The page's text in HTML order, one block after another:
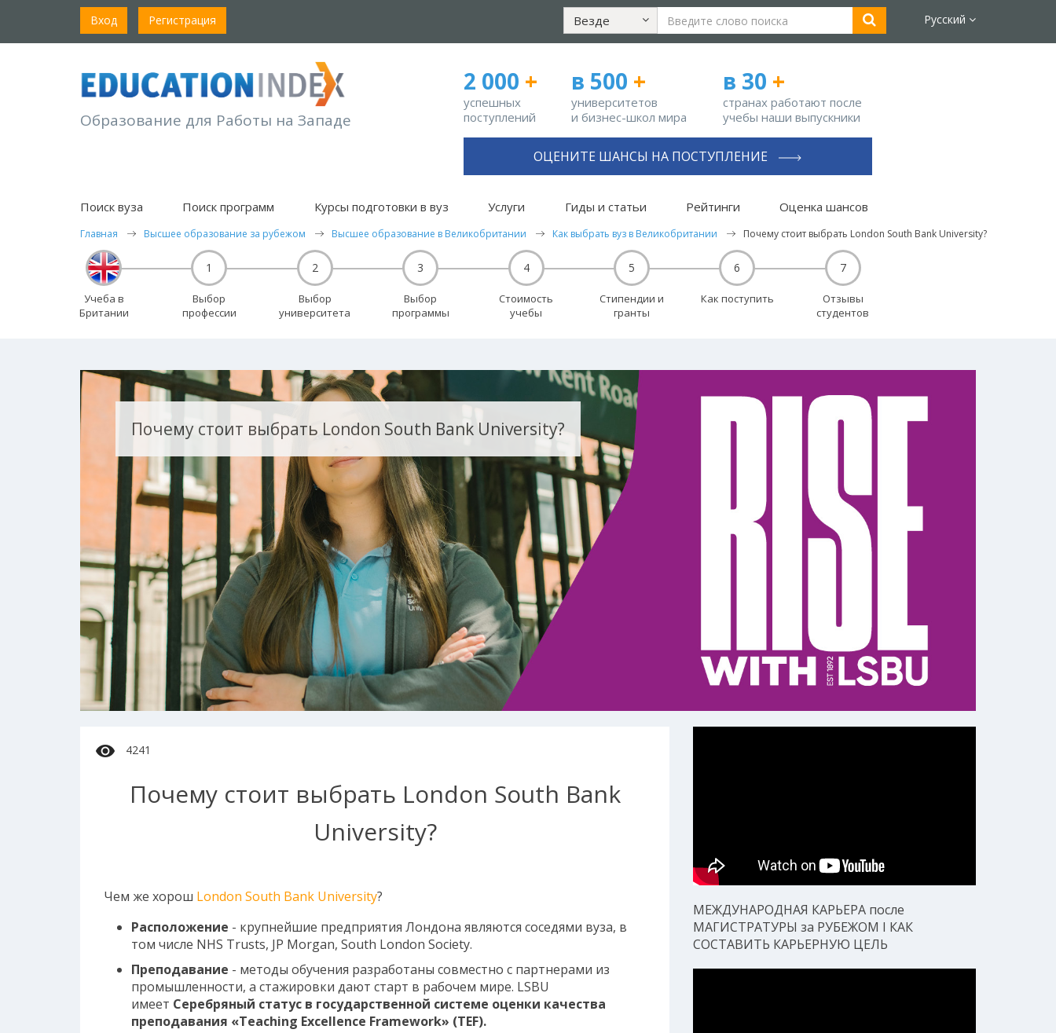
Вход Регистрация Везде Русский
Образование для Работы на Западе
2 000 +
успешных
поступлений
в 500 +
университетов
и бизнес-школ мира
в 30 +
странах работают после
учебы наши выпускники
ОЦЕНИТЕ ШАНСЫ НА ПОСТУПЛЕНИЕ
Поиск вуза Поиск программ Курсы подготовки в вуз Услуги Гиды и статьи Рейтинги Оценка шансов
Главная Высшее образование за рубежом Высшее образование в Великобритании Как выбрать вуз в Великобритании Почему стоит выбрать London South Bank University?
Учеба в
Британии
1
Выбор
профессии
2
Выбор
университета
3
Выбор
программы
4
Стоимость
учебы
5
Стипендии и
гранты
6
Как поступить
7
Отзывы
студентов
Почему стоит выбрать London South Bank University?
4241
Почему стоит выбрать London South Bank
University?
Чем же хорош London South Bank University?
Расположение - крупнейшие предприятия Лондона являются соседями вуза, в
том числе NHS Trusts, JP Morgan, South London Society.
Преподавание - методы обучения разработаны совместно с партнерами из
промышленности, а стажировки дают старт в рабочем мире. LSBU
имеет Серебряный статус в государственной системе оценки качества
преподавания «Teaching Excellence Framework» (TEF).
МЕЖДУНАРОДНАЯ КАРЬЕРА после
МАГИСТРАТУРЫ за РУБЕЖОМ I КАК
СОСТАВИТЬ КАРЬЕРНУЮ ЦЕЛЬ